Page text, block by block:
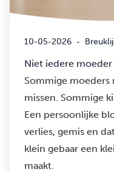
10-05-2026 -
Niet iedere
Sommige
missen. Sommige
Een persoonlijke
verlies, gemis en
klein gebaar een
maakt.